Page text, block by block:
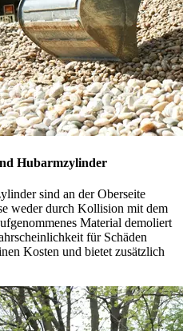
Hubarmzylinder
sind an der Oberseite
weder durch Kollision mit dem
Material demoliert
für Schäden
Kosten und bietet zusätzlich